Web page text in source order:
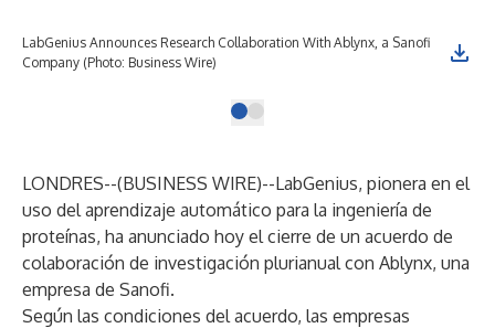
LabGenius Announces Research Collaboration With Ablynx, a Sanofi
Company (Photo: Business Wire)
LONDRES--(BUSINESS WIRE)--LabGenius, pionera en el
uso del aprendizaje automático para la ingeniería de
proteínas, ha anunciado hoy el cierre de un acuerdo de
colaboración de investigación plurianual con Ablynx, una
empresa de Sanofi.
Según las condiciones del acuerdo, las empresas